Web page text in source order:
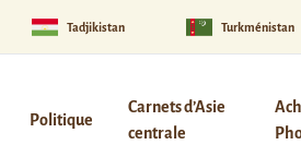
Tadjikistan Turkménistan
Politique
Carnets d’Asie
centrale